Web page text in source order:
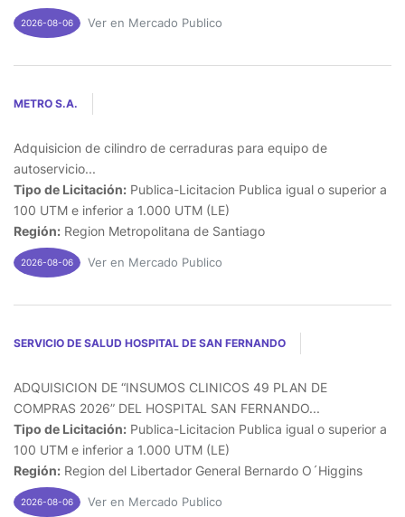
2026-08-06 Ver en Mercado Publico
METRO S.A.
Adquisicion de cilindro de cerraduras para equipo de
autoservicio...
Tipo de Licitación: Publica-Licitacion Publica igual o superior a
100 UTM e inferior a 1.000 UTM (LE)
Región: Region Metropolitana de Santiago
2026-08-06 Ver en Mercado Publico
SERVICIO DE SALUD HOSPITAL DE SAN FERNANDO
ADQUISICION DE “INSUMOS CLINICOS 49 PLAN DE
COMPRAS 2026” DEL HOSPITAL SAN FERNANDO...
Tipo de Licitación: Publica-Licitacion Publica igual o superior a
100 UTM e inferior a 1.000 UTM (LE)
Región: Region del Libertador General Bernardo O´Higgins
2026-08-06 Ver en Mercado Publico